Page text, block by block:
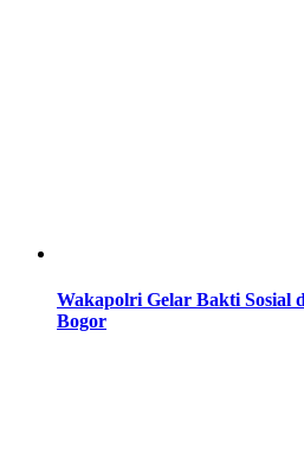
Wakapolri Gelar Bakti Sosial
Bogor